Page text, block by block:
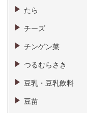
たら
チーズ
チンゲン菜
つるむらさき
豆乳・豆乳飲料
豆苗